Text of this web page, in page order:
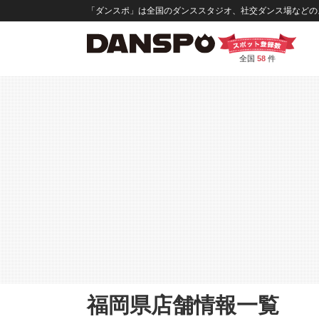
「ダンスポ」は全国のダンススタジオ、社交ダンス場など
全国 58件
福岡県店舗情報一覧